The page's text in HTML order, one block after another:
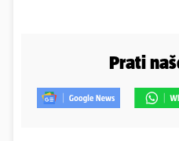
Prati